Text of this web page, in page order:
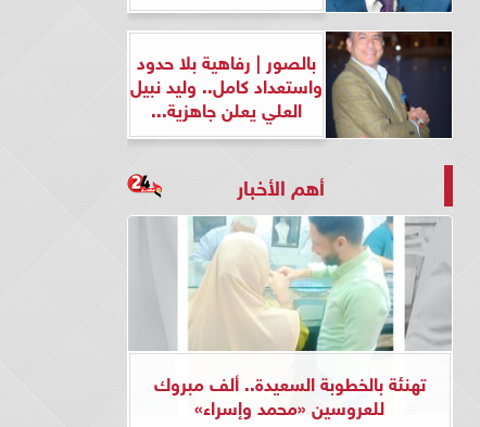
بالصور | رفاهية بلا حدود
واستعداد كامل.. وليد نبيل
العلي يعلن جاهزية...
أهم الأخبار
تهنئة بالخطوبة السعيدة.. ألف مبروك
للعروسين «محمد وإسراء»